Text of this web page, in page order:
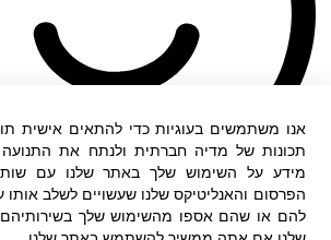
אנו משתמשים בעוגיות כדי להתאים אישית
תכונות של מדיה חברתית ולנתח את התנועה
מידע על השימוש שלך באתר שלנו עם
הפרסום והאנליטיקס שלנו שעשויים לשלב
להם או שהם אספו מהשימוש שלך